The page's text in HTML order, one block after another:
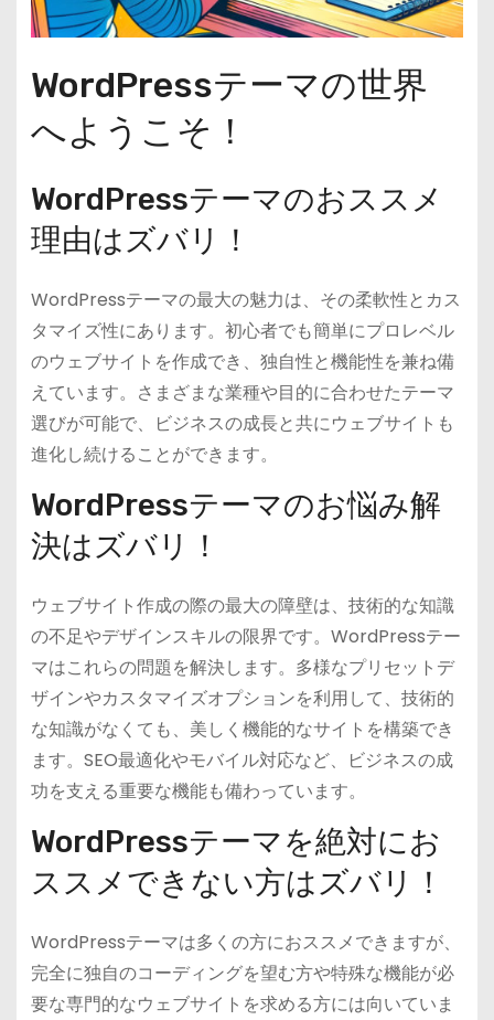
WordPressテーマの世界
へようこそ！
WordPressテーマのおススメ
理由はズバリ！
WordPressテーマの最大の魅力は、その柔軟性とカス
タマイズ性にあります。初心者でも簡単にプロレベル
のウェブサイトを作成でき、独自性と機能性を兼ね備
えています。さまざまな業種や目的に合わせたテーマ
選びが可能で、ビジネスの成長と共にウェブサイトも
進化し続けることができます。
WordPressテーマのお悩み解
決はズバリ！
ウェブサイト作成の際の最大の障壁は、技術的な知識
の不足やデザインスキルの限界です。WordPressテー
マはこれらの問題を解決します。多様なプリセットデ
ザインやカスタマイズオプションを利用して、技術的
な知識がなくても、美しく機能的なサイトを構築でき
ます。SEO最適化やモバイル対応など、ビジネスの成
功を支える重要な機能も備わっています。
WordPressテーマを絶対にお
ススメできない方はズバリ！
WordPressテーマは多くの方におススメできますが、
完全に独自のコーディングを望む方や特殊な機能が必
要な専門的なウェブサイトを求める方には向いていま